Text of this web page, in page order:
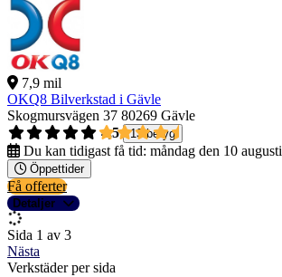
7,9 mil
OKQ8 Bilverkstad i Gävle
Skogmursvägen 37 80269 Gävle
4,5
13 betyg
Du kan tidigast få tid: måndag den 10 augusti
Öppettider
Få offerter
Detaljer
Sida 1 av 3
Nästa
Verkstäder per sida